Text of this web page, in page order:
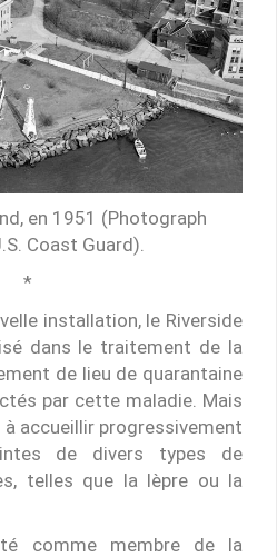
en 1951 (Photograph
Coast Guard).
*
installation, le Riverside
dans le traitement de la
de lieu de quarantaine
par cette maladie. Mais
accueillir progressivement
de divers types de
telles que la lèpre ou la
comme membre de la